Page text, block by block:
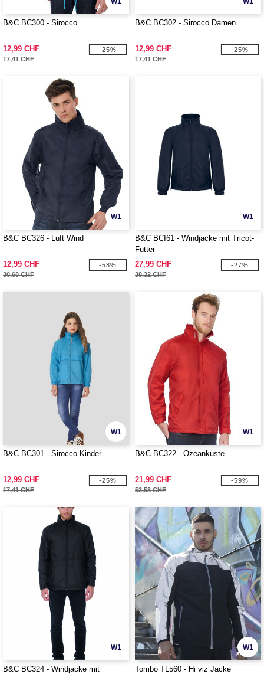
B&C BC300 - Sirocco
12,99 CHF
17,41 CHF
-25%
B&C BC302 - Sirocco Damen
12,99 CHF
17,41 CHF
-25%
W1
B&C BC326 - Luft Wind
12,99 CHF
30,68 CHF
-58%
W1
B&C BCI61 - Windjacke mit Tricot-
Futter
27,99 CHF
38,32 CHF
-27%
W1
B&C BC301 - Sirocco Kinder
12,99 CHF
17,41 CHF
-25%
W1
B&C BC322 - Ozeanküste
21,99 CHF
53,53 CHF
-59%
W1
B&C BC324 - Windjacke mit
W1
Tombo TL560 - Hi viz Jacke